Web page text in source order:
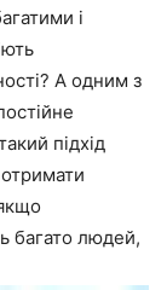
і
А одним з
підхід
багато людей,